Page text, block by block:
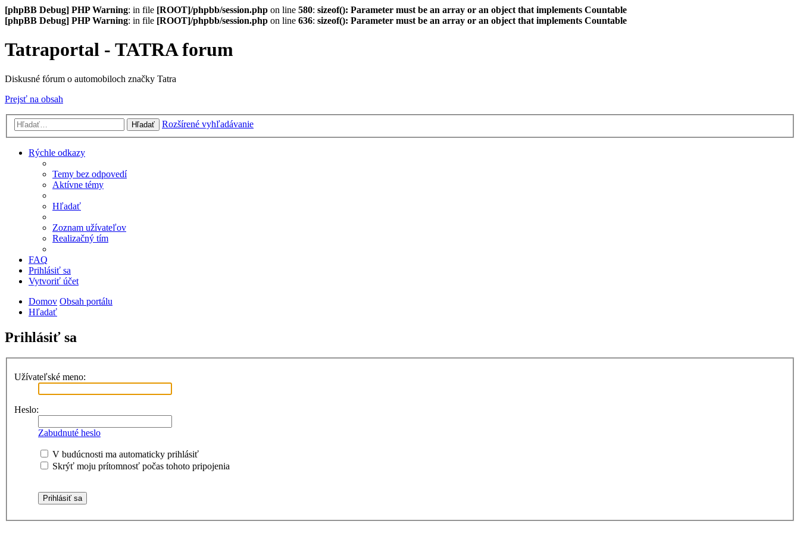
[phpBB Debug] PHP Warning: in file [ROOT]/phpbb/session.php on line 580: sizeof(): Parameter must be an array or an object that implements Countable
[phpBB Debug] PHP Warning: in file [ROOT]/phpbb/session.php on line 636: sizeof(): Parameter must be an array or an object that implements Countable
Tatraportal - TATRA forum
Diskusné fórum o automobiloch značky Tatra
Prejsť na obsah
Hľadať Rozšírené vyhľadávanie
Rýchle odkazy
Temy bez odpovedí
Aktívne témy
Hľadať
Zoznam užívateľov
Realizačný tím
FAQ
Prihlásiť sa
Vytvoriť účet
Domov Obsah portálu
Hľadať
Prihlásiť sa
Užívateľské meno:
Heslo:
Zabudnuté heslo
V budúcnosti ma automaticky prihlásiť
Skrýť moju prítomnosť počas tohoto pripojenia